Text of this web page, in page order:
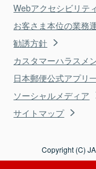
Webアクセシビリテ
お客さま本位の業務
勧誘方針
カスタマーハラスメ
日本郵便公式アプリ
ソーシャルメディア
サイトマップ
Copyright (C)